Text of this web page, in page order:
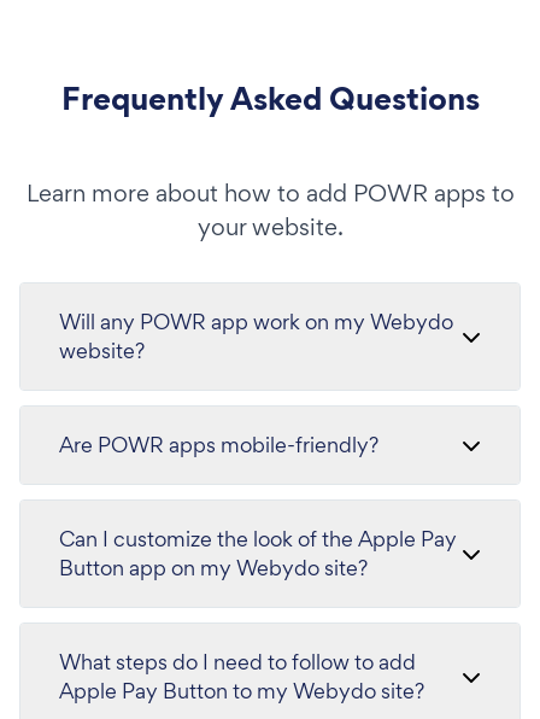
Frequently Asked Questions
Learn more about how to add POWR apps to
your website.
Will any POWR app work on my Webydo
website?
Are POWR apps mobile-friendly?
Can I customize the look of the Apple Pay
Button app on my Webydo site?
What steps do I need to follow to add
Apple Pay Button to my Webydo site?